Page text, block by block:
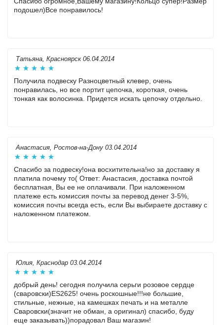
подошел)Все понравилось!
Татьяна, Красноярск 06.04.2014
Получила подвеску Разноцветный клевер, очень
понравилась, но все портит цепочка, короткая, очень
тонкая как волосинка. Придется искать цепочку отдельно.
Анастасия, Ростов-на-Дону 03.04.2014
Спасибо за подвеску!она восхитительна!но за доставку я
платила почему то( Ответ: Анастасия, доставка почтой
бесплатная, Вы ее не оплачивали. При наложенном
платеже есть комиссия почты за перевод денег 3-5%,
комиссия почты всегда есть, если Вы выбираете доставку с
наложенном платежом.
Юлия, Краснодар 03.04.2014
добрый день! сегодня получила серьги розовое сердце
(сваровски)ES2625! очень роскошные!!!не большие,
стильные, нежные, на камешках печать и на металле
Сваровски(значит не обман, а оригинал) спасибо, буду
еще заказывать))порадовал Ваш магазин!